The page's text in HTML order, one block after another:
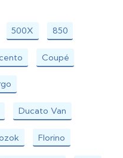
500X 850
Coupé
Ducato Van
Florino